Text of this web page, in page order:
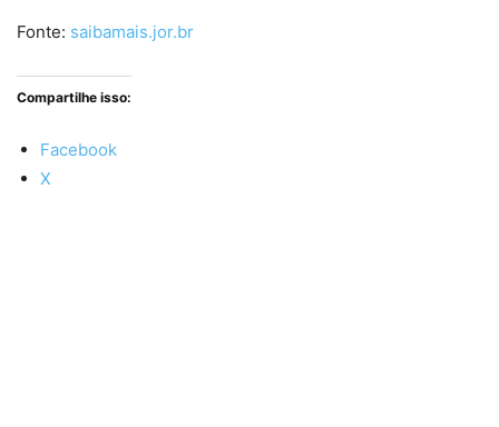
Fonte: saibamais.jor.br
Compartilhe isso:
Facebook
X